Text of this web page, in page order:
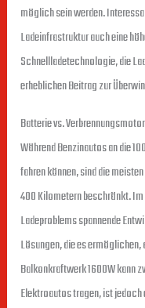
möglich sein werden.
Ladeinfrastruktur auch eine
Schnellladetechnologie, die
erheblichen Beitrag zur
Batterie vs.
Während Benzinautos an die
fahren können, sind die
400 Kilometern beschränkt.
Ladeproblems spannende
Lösungen, die es ermöglichen,
Balkonkraftwerk 1600W kann
Elektroautos tragen, ist